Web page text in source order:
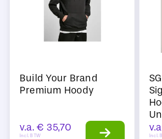
Build Your Brand
Premium Hoody
v.a. € 35,70
Incl. BTW Incl.